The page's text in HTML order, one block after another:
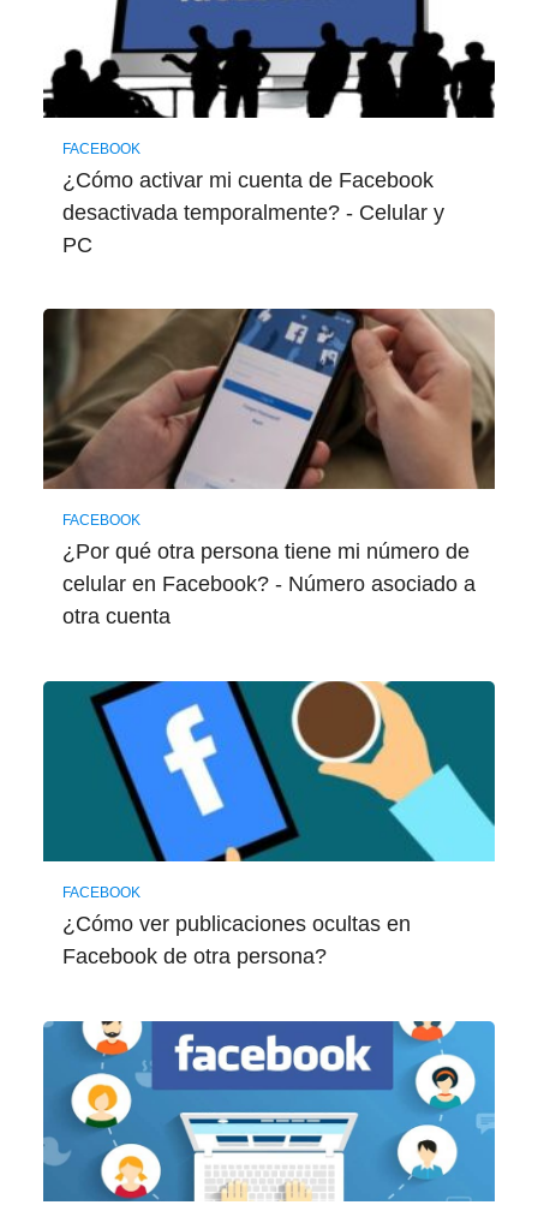
FACEBOOK
¿Cómo activar mi cuenta de Facebook
desactivada temporalmente? - Celular y
PC
FACEBOOK
¿Por qué otra persona tiene mi número de
celular en Facebook? - Número asociado a
otra cuenta
FACEBOOK
¿Cómo ver publicaciones ocultas en
Facebook de otra persona?